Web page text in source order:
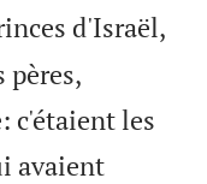
d'Israël,
pères,
c'étaient les
avaient